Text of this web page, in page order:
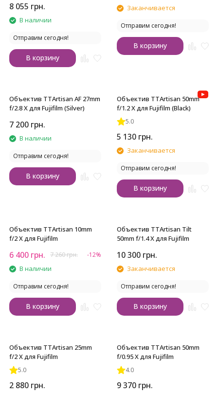
8 055 грн.
В наличии
Отправим сегодня!
В корзину
Заканчивается
Отправим сегодня!
В корзину
Объектив TTArtisan AF 27mm
f/2.8 X для Fujifilm (Silver)
7 200 грн.
В наличии
Отправим сегодня!
В корзину
Объектив TTArtisan 50mm
f/1.2 X для Fujifilm (Black)
5.0
5 130 грн.
Заканчивается
Отправим сегодня!
В корзину
Объектив TTArtisan 10mm
f/2 X для Fujifilm
6 400 грн. 7 260грн. -12%
В наличии
Отправим сегодня!
В корзину
Объектив TTArtisan Tilt
50mm f/1.4 X для Fujifilm
10 300 грн.
Заканчивается
Отправим сегодня!
В корзину
Объектив TTArtisan 25mm
f/2 X для Fujifilm
5.0
2 880 грн.
Объектив TTArtisan 50mm
f/0.95 X для Fujifilm
4.0
9 370 грн.